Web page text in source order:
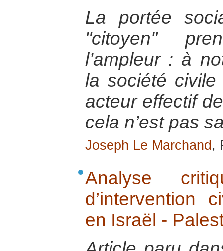
La portée
"citoyen"
l’ampleur : à
la société
acteur effectif
cela n’est pas
Joseph Le Marchand ,
Analyse
d’intervention
en Israël -